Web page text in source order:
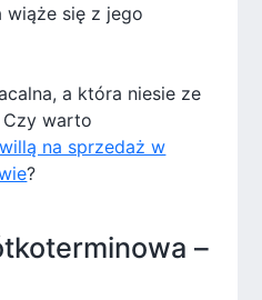
wiąże się z jego
a która niesie ze
warto
willą na sprzedaż w
?
–